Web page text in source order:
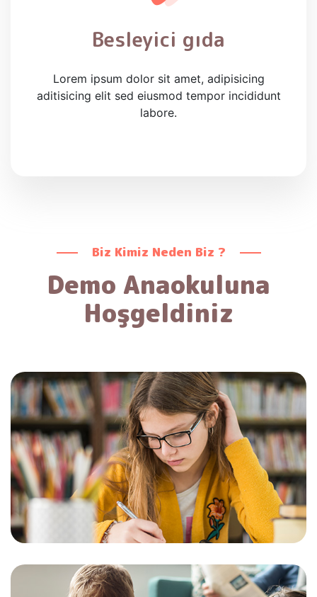
Besleyici gıda
Lorem ipsum dolor sit amet, adipisicing
aditisicing elit sed eiusmod tempor incididunt
labore.
Biz Kimiz Neden Biz ?
Demo Anaokuluna
Hoşgeldiniz